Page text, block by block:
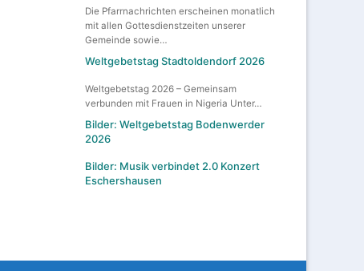
Die Pfarrnachrichten erscheinen monatlich
mit allen Gottesdienstzeiten unserer
Gemeinde sowie…
Weltgebetstag Stadtoldendorf 2026
Weltgebetstag 2026 – Gemeinsam
verbunden mit Frauen in Nigeria Unter…
Bilder: Weltgebetstag Bodenwerder
2026
Bilder: Musik verbindet 2.0 Konzert
Eschershausen